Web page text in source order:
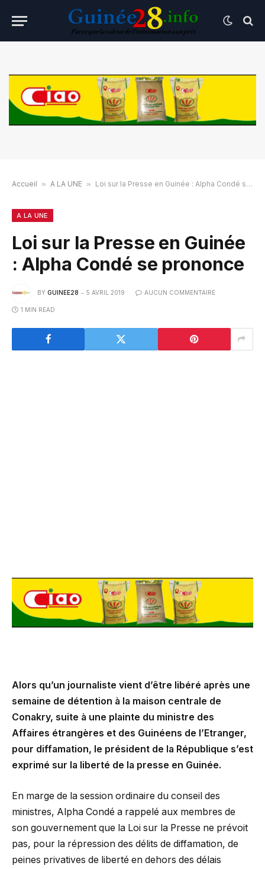
Accueil » A LA UNE » Loi sur la Presse en Guinée : Alpha Condé se prononce
A LA UNE
Loi sur la Presse en Guinée
: Alpha Condé se prononce
BY GUINEE28 5 AVRIL 2019 AUCUN COMMENTAIRE
1 MIN READ
Alors qu’un journaliste vient d’être libéré après une
semaine de détention à la maison centrale de
Conakry, suite à une plainte du ministre des
Affaires étrangères et des Guinéens de l’Etranger,
pour diffamation, le président de la République s’est
exprimé sur la liberté de la presse en Guinée.
En marge de la session ordinaire du conseil des
ministres, Alpha Condé a rappelé aux membres de
son gouvernement que la Loi sur la Presse ne prévoit
pas, pour la répression des délits de diffamation, de
peines privatives de liberté en dehors des délais